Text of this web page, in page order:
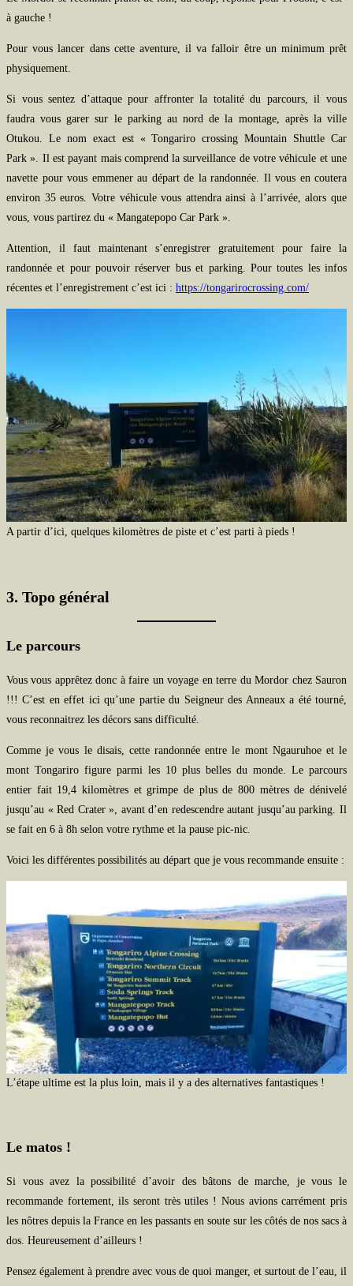
à gauche !
Pour vous lancer dans cette aventure, il va falloir être un minimum prêt
physiquement.
Si vous sentez d’attaque pour affronter la totalité du parcours, il vous
faudra vous garer sur le parking au nord de la montage, après la ville
Otukou. Le nom exact est « Tongariro crossing Mountain Shuttle Car
Park ». Il est payant mais comprend la surveillance de votre véhicule et une
navette pour vous emmener au départ de la randonnée. Il vous en coutera
environ 35 euros. Votre véhicule vous attendra ainsi à l’arrivée, alors que
vous, vous partirez du « Mangatepopo Car Park ».
Attention, il faut maintenant s’enregistrer gratuitement pour faire la
randonnée et pour pouvoir réserver bus et parking. Pour toutes les infos
récentes et l’enregistrement c’est ici : https://tongarirocrossing.com/
A partir d’ici, quelques kilomètres de piste et c’est parti à pieds !
3. Topo général
Le parcours
Vous vous apprêtez donc à faire un voyage en terre du Mordor chez Sauron
!!! C’est en effet ici qu’une partie du Seigneur des Anneaux a été tourné,
vous reconnaitrez les décors sans difficulté.
Comme je vous le disais, cette randonnée entre le mont Ngauruhoe et le
mont Tongariro figure parmi les 10 plus belles du monde. Le parcours
entier fait 19,4 kilomètres et grimpe de plus de 800 mètres de dénivelé
jusqu’au « Red Crater », avant d’en redescendre autant jusqu’au parking. Il
se fait en 6 à 8h selon votre rythme et la pause pic-nic.
Voici les différentes possibilités au départ que je vous recommande ensuite :
L’étape ultime est la plus loin, mais il y a des alternatives fantastiques !
Le matos !
Si vous avez la possibilité d’avoir des bâtons de marche, je vous le
recommande fortement, ils seront très utiles ! Nous avions carrément pris
les nôtres depuis la France en les passants en soute sur les côtés de nos sacs à
dos. Heureusement d’ailleurs !
Pensez également à prendre avec vous de quoi manger, et surtout de l’eau, il